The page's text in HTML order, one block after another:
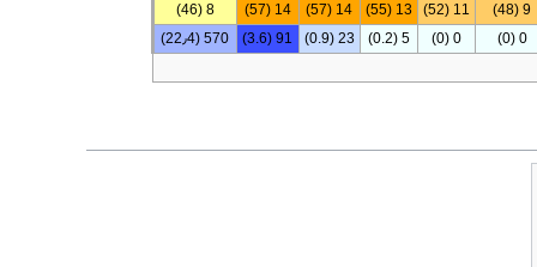
9 (48)
11 (52)
13 (55)
14 (57)
14 (57)
8 (46)
0 (0)
0 (0)
5 (0.2)
23 (0.9)
91 (3.6) 570 (22٫4)